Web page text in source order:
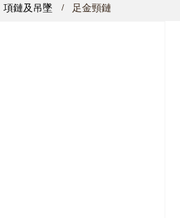
項鏈及吊墜 足金頸鏈